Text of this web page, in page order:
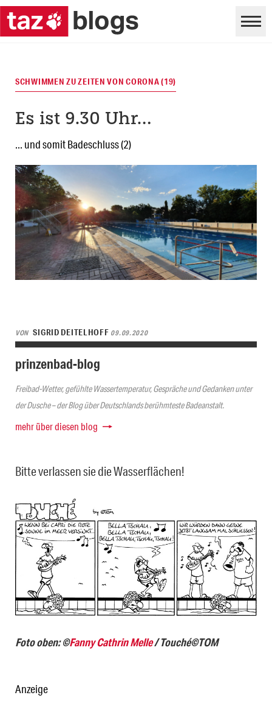
SCHWIMMEN ZU ZEITEN VON CORONA (19)
Es ist 9.30 Uhr…
... und somit Badeschluss (2)
VON SIGRID DEITELHOFF 09.09.2020
prinzenbad-blog
Freibad-Wetter, gefühlte Wassertemperatur, Gespräche und Gedanken unter
der Dusche – der Blog über Deutschlands berühmteste Badeanstalt.
mehr über diesen blog
Bitte verlassen sie die Wasserflächen!
Foto oben: ©Fanny Cathrin Melle/ Touché©TOM
Anzeige